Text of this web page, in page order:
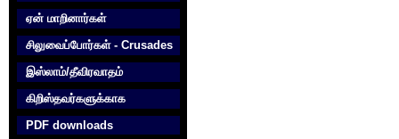
ஏன் மாறினார்கள்
சிலுவைப்போர்கள் - Crusades
இஸ்லாம்/தீவிரவாதம்
கிறிஸ்தவர்களுக்காக‌
PDF downloads